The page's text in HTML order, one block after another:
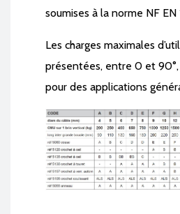
soumises à la norme NF EN
Les charges maximales
présentées, entre 0 et
pour des applications